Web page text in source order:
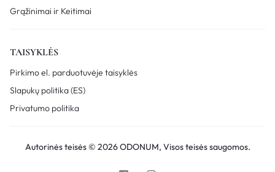
Grąžinimai ir Keitimai
TAISYKLĖS
Pirkimo el. parduotuvėje taisyklės
Slapukų politika (ES)
Privatumo politika
Autorinės teisės © 2026 ODONUM, Visos teisės saugomos.